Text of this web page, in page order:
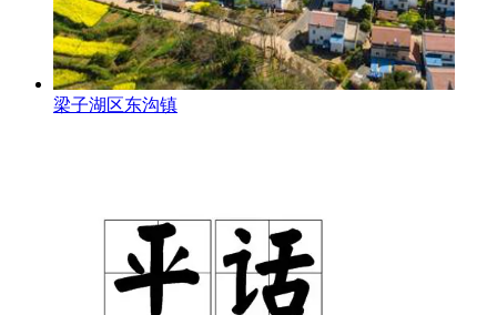
梁子湖区东沟镇